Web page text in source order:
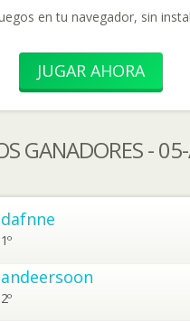
en tu navegador, sin
JUGAR AHORA
GANADORES -
dafnne
1º
andeersoon
2º